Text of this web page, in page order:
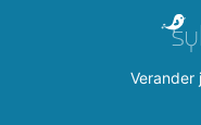
Verander